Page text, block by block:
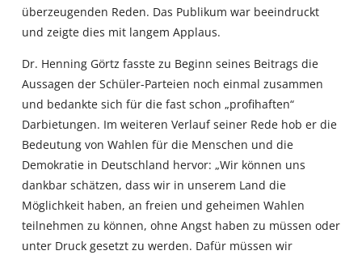
überzeugenden Reden. Das Publikum war beeindruckt
und zeigte dies mit langem Applaus.
Dr. Henning Görtz fasste zu Beginn seines Beitrags die
Aussagen der Schüler-Parteien noch einmal zusammen
und bedankte sich für die fast schon „profihaften“
Darbietungen. Im weiteren Verlauf seiner Rede hob er die
Bedeutung von Wahlen für die Menschen und die
Demokratie in Deutschland hervor: „Wir können uns
dankbar schätzen, dass wir in unserem Land die
Möglichkeit haben, an freien und geheimen Wahlen
teilnehmen zu können, ohne Angst haben zu müssen oder
unter Druck gesetzt zu werden. Dafür müssen wir